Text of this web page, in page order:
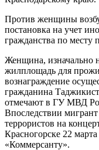
Против женщины
постановка на учет
гражданства по месту
Женщина, изначально
жилплощадь для
вознаграждение
гражданина
отмечают в ГУ МВД
Впоследствии
террористов на
Красногорске 22
«Коммерсанту».